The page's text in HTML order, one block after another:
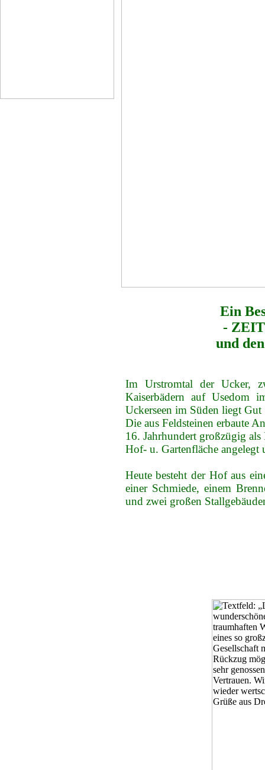
Ein
-
und
Im Urstromtal der Ucker,
Kaiserbädern auf Usedom
Uckerseen im Süden liegt
Die aus Feldsteinen erbaute
16. Jahrhundert großzügig
Hof- u. Gartenfläche angelegt
Heute besteht der Hof aus
einer Schmiede, einem
und zwei großen